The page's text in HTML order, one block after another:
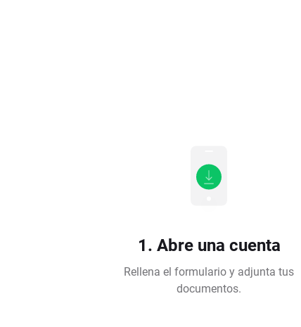
1. Abre una cuenta
Rellena el formulario y adjunta tus
documentos.